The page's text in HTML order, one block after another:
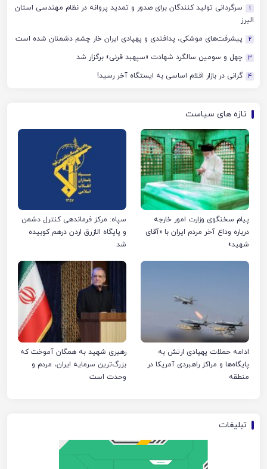
1
سرگردانی تولید کنندگان برای صدور و تمدید پروانه در نظام مهندسی استان
البرز
2 پیشرفت‌های موشکی، پدافندی و پهپادی ایران خار چشم دشمنان شده است
3 چهل‌ و سومین سالگرد شهادت «سپهبد قرنی» برگزار شد
4 گرانی در بازار اقلام اساسی به ایستگاه آخر رسید!
تازه های سیاست
پیام سخنگوی وزارت امور خارجه
درباره وداع آخر مردم ایران با «آقای
شهید»
سپاه: مرکز فرماندهی کنترل دشمن
و پایگاه الازرق اردن درهم کوبیده
شد
ادامه حملات پهپادی ارتش به
پایگاه‌ها و مراکز راهبردی آمریکا در
منطقه
رهبری شهید به همگان آموخت که
بزرگ‌ترین سرمایه ایران، مردم و
وحدت است
تبلیغات